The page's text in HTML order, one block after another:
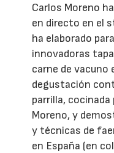
Carlos Moreno
en directo en el
ha elaborado
innovadoras
carne de vacuno
degustación
parrilla,
Moreno, y
y técnicas de
en España (en